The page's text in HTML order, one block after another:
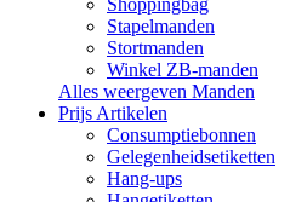
Shoppingbag
Stapelmanden
Stortmanden
Winkel ZB-manden
Alles weergeven Manden
Prijs Artikelen
Consumptiebonnen
Gelegenheidsetiketten
Hang-ups